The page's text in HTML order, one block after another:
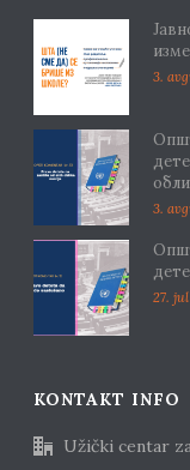
3.
3.
27.
KONTAKT INFO
Užički centar